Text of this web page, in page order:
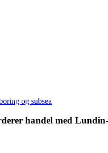
og subsea
handel med